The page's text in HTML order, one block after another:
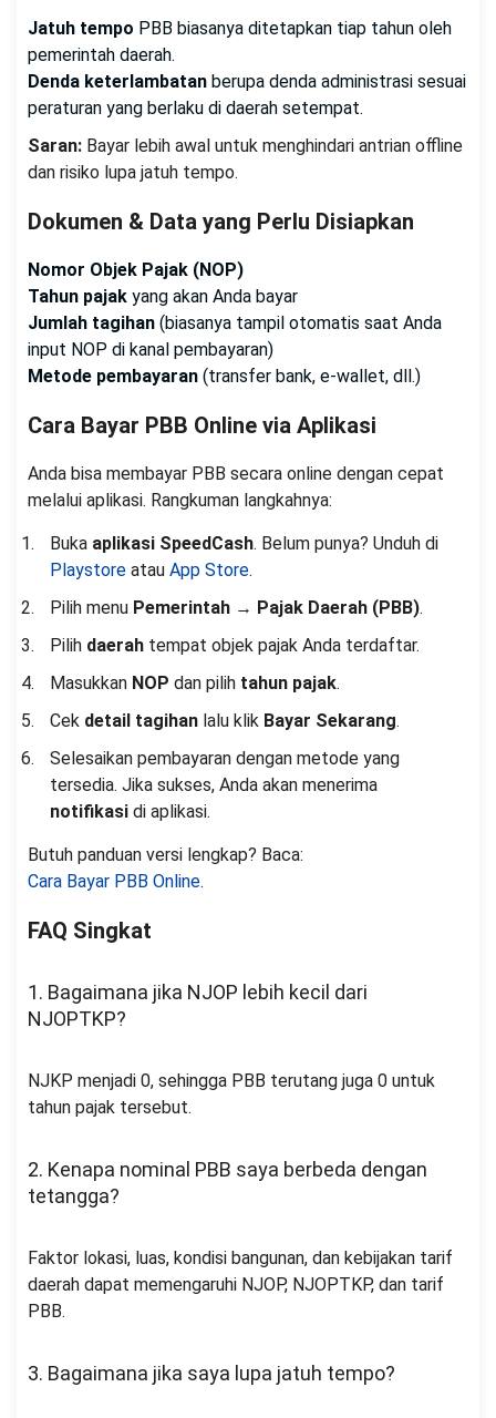
Jatuh tempo PBB biasanya ditetapkan tiap tahun oleh
pemerintah daerah.
Denda keterlambatan berupa denda administrasi sesuai
peraturan yang berlaku di daerah setempat.
Saran: Bayar lebih awal untuk menghindari antrian offline
dan risiko lupa jatuh tempo.
Dokumen & Data yang Perlu Disiapkan
Nomor Objek Pajak (NOP)
Tahun pajak yang akan Anda bayar
Jumlah tagihan (biasanya tampil otomatis saat Anda
input NOP di kanal pembayaran)
Metode pembayaran (transfer bank, e-wallet, dll.)
Cara Bayar PBB Online via Aplikasi
Anda bisa membayar PBB secara online dengan cepat
melalui aplikasi. Rangkuman langkahnya:
Buka aplikasi SpeedCash. Belum punya? Unduh di
Playstore atau App Store.
Pilih menu Pemerintah → Pajak Daerah (PBB).
Pilih daerah tempat objek pajak Anda terdaftar.
Masukkan NOP dan pilih tahun pajak.
Cek detail tagihan lalu klik Bayar Sekarang.
Selesaikan pembayaran dengan metode yang
tersedia. Jika sukses, Anda akan menerima
notifikasi di aplikasi.
Butuh panduan versi lengkap? Baca:
Cara Bayar PBB Online.
FAQ Singkat
1. Bagaimana jika NJOP lebih kecil dari
NJOPTKP?
NJKP menjadi 0, sehingga PBB terutang juga 0 untuk
tahun pajak tersebut.
2. Kenapa nominal PBB saya berbeda dengan
tetangga?
Faktor lokasi, luas, kondisi bangunan, dan kebijakan tarif
daerah dapat memengaruhi NJOP, NJOPTKP, dan tarif
PBB.
3. Bagaimana jika saya lupa jatuh tempo?